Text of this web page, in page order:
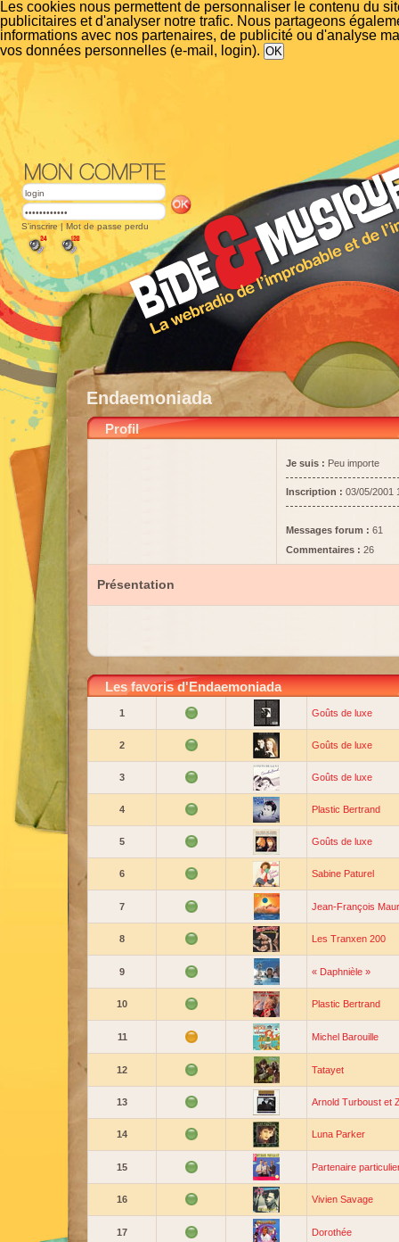
Les cookies nous permettent de personnaliser le contenu du
publicitaires et d'analyser notre trafic. Nous partageons
informations avec nos partenaires, de publicité ou d'analyse
vos données personnelles (e-mail, login).
S'inscrire | Mot de passe perdu
Endaemoniada
Profil
Je suis : Peu importe
Inscription : 03/05/2001
Messages forum : 61
Commentaires : 26
Présentation
Les favoris d'Endaemoniada
1 Goûts de luxe
2 Goûts de luxe
3 Goûts de luxe
4 Plastic Bertrand
5 Goûts de luxe
6 Sabine Paturel
7 Jean-François
8 Les Tranxen 200
9 « Daphnièle »
10 Plastic Bertrand
11 Michel Barouille
12 Tatayet
13 Arnold Turboust et
14 Luna Parker
15 Partenaire
16 Vivien Savage
17 Dorothée